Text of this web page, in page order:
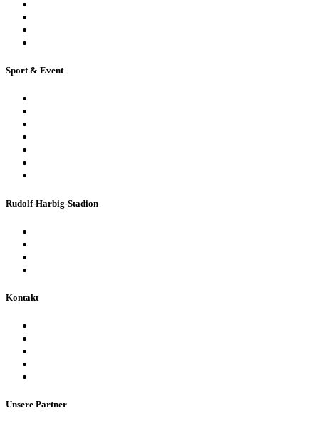
Sport & Event
Rudolf-Harbig-Stadion
Kontakt
Unsere Partner